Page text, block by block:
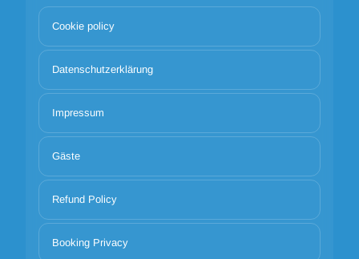
Cookie policy
Datenschutzerklärung
Impressum
Gäste
Refund Policy
Booking Privacy